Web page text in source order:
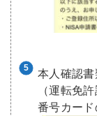
本人確認
（運転免
番号カード